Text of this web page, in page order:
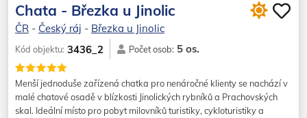
Chata - Březka u Jinolic
ČR - Český ráj - Březka u Jinolic
Kód objektu: 3436_2 Počet osob: 5 os.
Menší jednoduše zařízená chatka pro nenáročné klienty se nachází v
malé chatové osadě v blízkosti Jinolických rybníků a Prachovských
skal. Ideální místo pro pobyt milovníků turistiky, cykloturistiky a